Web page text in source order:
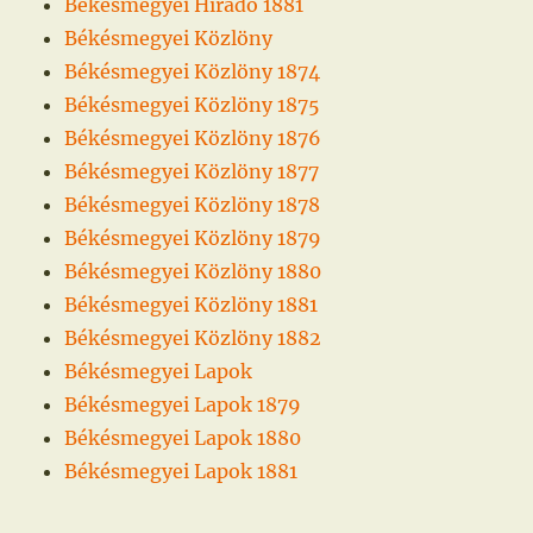
Békésmegyei Híradó 1881
Békésmegyei Közlöny
Békésmegyei Közlöny 1874
Békésmegyei Közlöny 1875
Békésmegyei Közlöny 1876
Békésmegyei Közlöny 1877
Békésmegyei Közlöny 1878
Békésmegyei Közlöny 1879
Békésmegyei Közlöny 1880
Békésmegyei Közlöny 1881
Békésmegyei Közlöny 1882
Békésmegyei Lapok
Békésmegyei Lapok 1879
Békésmegyei Lapok 1880
Békésmegyei Lapok 1881